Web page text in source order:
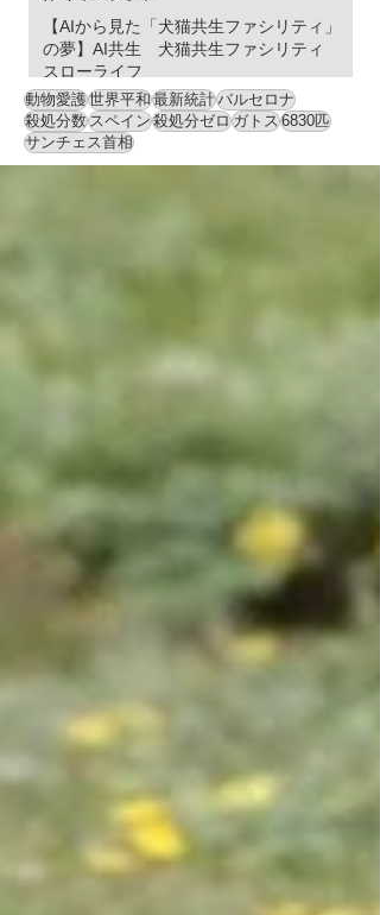
【AIから見た「犬猫共生ファシリティ」
の夢】AI共生 犬猫共生ファシリティ
スローライフ
動物愛護世界平和最新統計バルセロナ
殺処分数スペイン殺処分ゼロガトス6830匹
サンチェス首相